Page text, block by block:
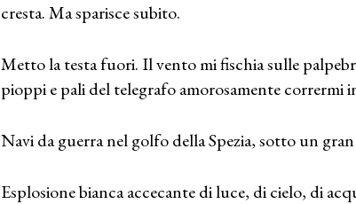
cresta. Ma sparisce subito.
Metto la testa fuori. Il vento mi fischia sulle
pioppi e pali del telegrafo amorosamente corrermi
Navi da guerra nel golfo della Spezia, sotto un gran
Esplosione bianca accecante di luce, di cielo, di